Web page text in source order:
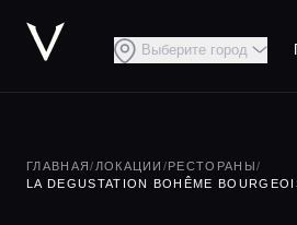
Выберите город
ГЛАВНАЯ/ ЛОКАЦИИ /РЕСТОРАНЫ/
LA DEGUSTATION BOHÊME